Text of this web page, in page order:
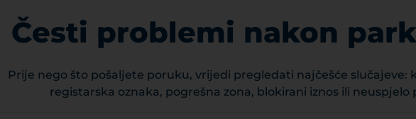
Česti problemi nakon
Prije nego što pošaljete poruku, vrijedi pregledati najčešće slučajeve:
registarska oznaka, pogrešna zona, blokirani iznos ili neuspjelo